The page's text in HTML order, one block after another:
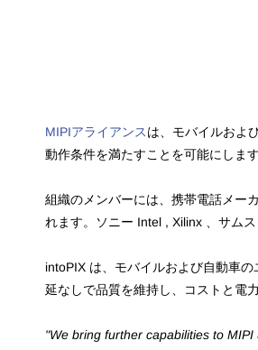
MIPIアライアンスは、モバイルおよ
動作条件を満たすことを可能にしま
組織のメンバーには、携帯電話メー
れます。ソニー Intel , Xilinx 、サム
intoPIX は、モバイルおよび自動車
延なしで品質を維持し、コストと電
"We bring further capabilities to